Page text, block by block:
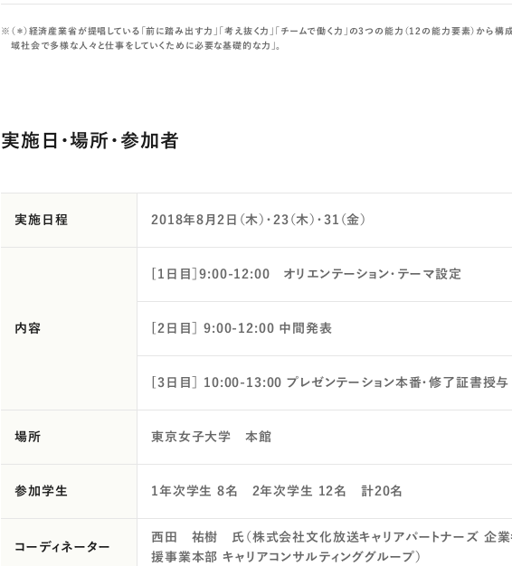
（＊）経済産業省が提唱している「前に踏み出す力」「考え抜く力」「チームで働く力」の3つの能力（12の能力要素）から構
域社会で多様な人々と仕事をしていくために必要な基礎的な力」。
実施日・場所・参加者
実施日程 2018年8月2日（木）・23（木）・31（金）
内容
[1日目］9:00-12:00 オリエンテーション・テーマ設定
[2日目］ 9:00-12:00 中間発表
[3日目］ 10:00-13:00 プレゼンテーション本番・修了証書授与
場所 東京女子大学 本館
参加学生 1年次学生 8名 2年次学生 12名 計20名
コーディネーター
西田 祐樹 氏（株式会社文化放送キャリアパートナーズ 企業
援事業本部 キャリアコンサルティンググループ）